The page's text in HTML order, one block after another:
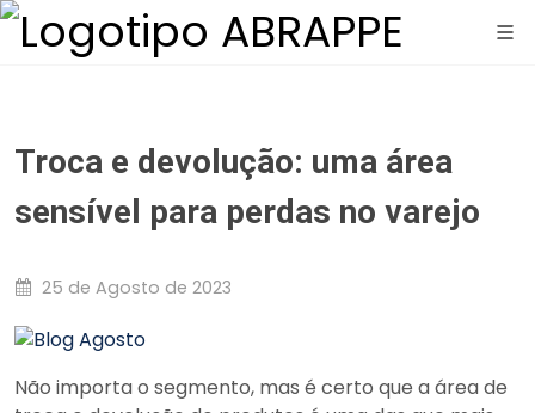
Troca e devolução: uma área
sensível para perdas no varejo
25 de Agosto de 2023
Não importa o segmento, mas é certo que a área de